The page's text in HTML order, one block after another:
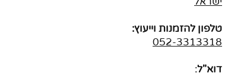
טלפון להזמנות וייעוץ:
052-3313318
דוא"ל: